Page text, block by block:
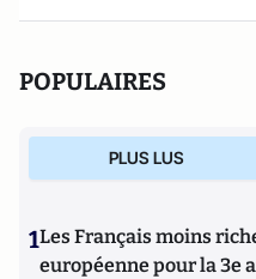
POPULAIRES
PLUS LUS
1Les Français moins
européenne pour la 3e